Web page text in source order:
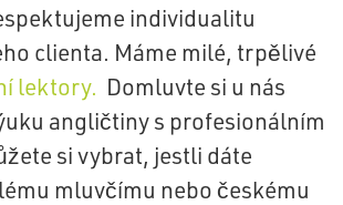
individualitu
clienta. Máme milé, trpělivé
lektory. Domluvte si u nás
angličtiny s profesionálním
si vybrat, jestli dáte
mluvčímu nebo českému